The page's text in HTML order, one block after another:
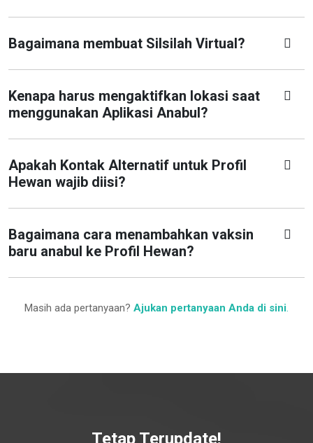
Bagaimana membuat Silsilah Virtual?
Kenapa harus mengaktifkan lokasi saat
menggunakan Aplikasi Anabul?
Apakah Kontak Alternatif untuk Profil
Hewan wajib diisi?
Bagaimana cara menambahkan vaksin
baru anabul ke Profil Hewan?
Masih ada pertanyaan? Ajukan pertanyaan Anda di sini.
Tetap Terupdate!